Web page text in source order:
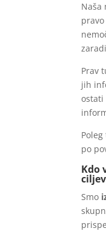
Naša
Prav
jih
ostati
po
Kdo
Smo